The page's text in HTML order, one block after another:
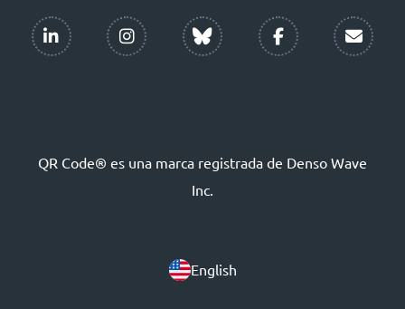
QR Code® es una marca registrada de Denso Wave
Inc.
English